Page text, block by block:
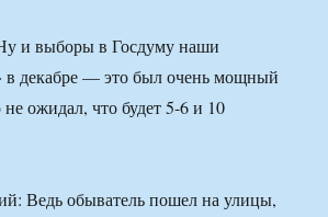
и выборы в Госдуму наши
в декабре — это был очень мощный
ожидал, что будет 5-6 и 10
Ведь обыватель пошел на улицы,